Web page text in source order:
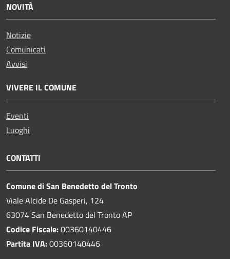
NOVITÀ
Notizie
Comunicati
Avvisi
VIVERE IL COMUNE
Eventi
Luoghi
CONTATTI
Comune di San Benedetto del Tronto
Viale Alcide De Gasperi, 124
63074 San Benedetto del Tronto AP
Codice Fiscale:00360140446
Partita IVA:00360140446